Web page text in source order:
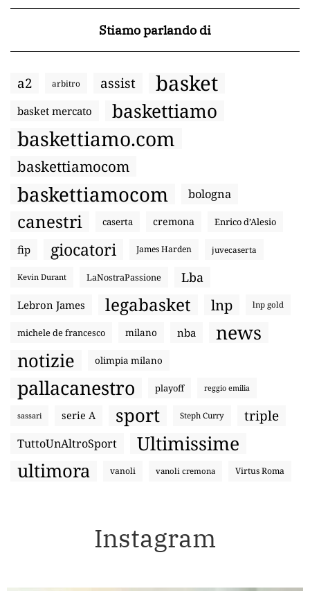
Stiamo parlando di
a2 arbitro assist basket
basket mercato baskettiamo
baskettiamo.com
baskettiamocom
baskettiamocom bologna
canestri caserta cremona Enrico d’Alesio
fip giocatori James Harden juvecaserta
Kevin Durant LaNostraPassione Lba
Lebron James legabasket lnp lnp gold
michele de francesco milano nba news
notizie olimpia milano
pallacanestro playoff reggio emilia
sassari serie A sport Steph Curry triple
TuttoUnAltroSport Ultimissime
ultimora vanoli vanoli cremona Virtus Roma
Instagram